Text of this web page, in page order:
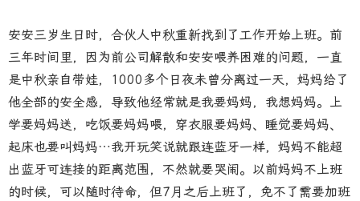
安安三岁生日时，合伙人中秋重新找到了工作开始上班。前
三年时间里，因为前公司解散和安安喂养困难的问题，一直
是中秋亲自带娃，1000多个日夜未曾分离过一天，妈妈给了
他全部的安全感，导致他经常就是我要妈妈，我想妈妈。上
学要妈妈送，吃饭要妈妈喂，穿衣服要妈妈、睡觉要妈妈、
起床也要叫妈妈…我开玩笑说就跟连蓝牙一样，妈妈不能超
出蓝牙可连接的距离范围，不然就要哭闹。以前妈妈不上班
的时候，可以随时待命，但7月之后上班了，免不了需要加班